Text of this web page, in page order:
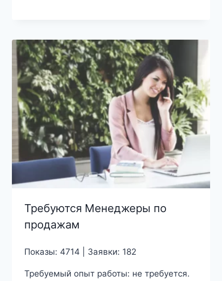
Требуются Менеджеры по
продажам
Показы: 4714 | Заявки: 182
Требуемый опыт работы: не требуется.